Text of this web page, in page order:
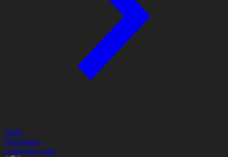
18:00
Телехикая
Сезім мен серт